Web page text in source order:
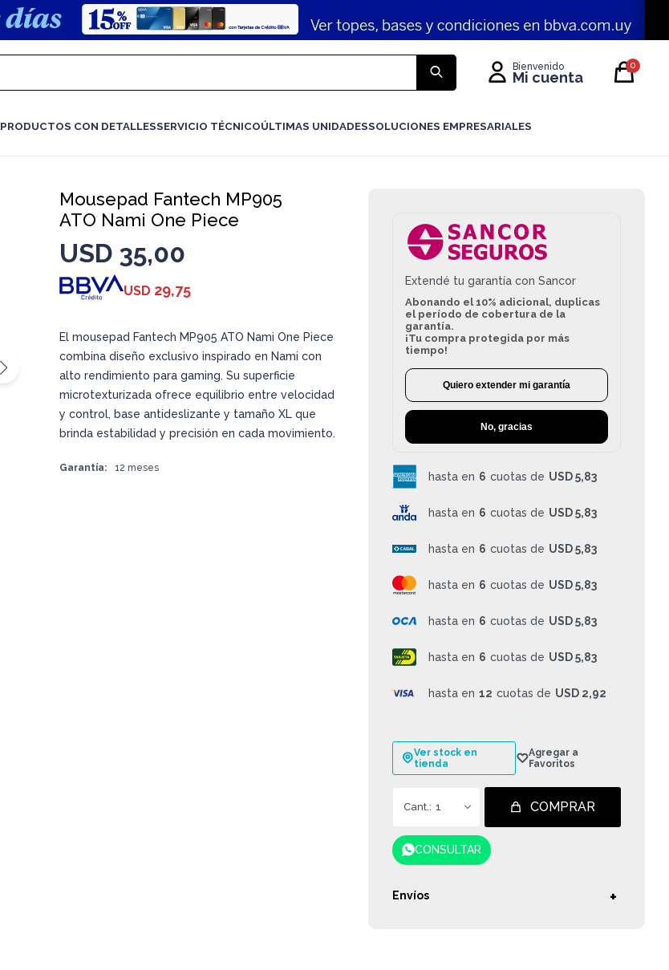
PRODUCTOS CON DETALLESSERVICIO TÉCNICOÚLTIMAS UNIDADESSOLUCIONES EMPRESARIALES
0
Mousepad Fantech MP905
ATO Nami One Piece
USD 35,00
USD 29,75
El mousepad Fantech MP905 ATO Nami One Piece
combina diseño exclusivo inspirado en Nami con
alto rendimiento para gaming. Su superficie
microtexturizada ofrece equilibrio entre velocidad
y control, base antideslizante y tamaño XL que
brinda estabilidad y precisión en cada movimiento.
Garantía 12 meses
Extendé tu garantía con Sancor
Abonando el 10% adicional, duplicas
el período de cobertura de la
garantía.
¡Tu compra protegida por más
tiempo!
Quiero extender mi garantía
No, gracias
hasta en 6 cuotas de USD 5,83
hasta en 6 cuotas de USD 5,83
hasta en 6 cuotas de USD 5,83
hasta en 6 cuotas de USD 5,83
hasta en 6 cuotas de USD 5,83
hasta en 6 cuotas de USD 5,83
hasta en 12 cuotas de USD 2,92
Ver stock en
tienda
1 COMPRAR
CONSULTAR
Envíos